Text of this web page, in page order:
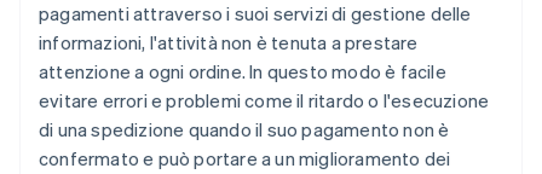
pagamenti attraverso i suoi servizi di gestione delle
informazioni, l'attività non è tenuta a prestare
attenzione a ogni ordine. In questo modo è facile
evitare errori e problemi come il ritardo o l'esecuzione
di una spedizione quando il suo pagamento non è
confermato e può portare a un miglioramento dei